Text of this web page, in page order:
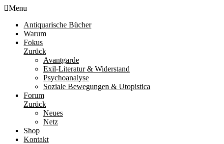
Menu
Antiquarische Bücher
Warum
Fokus
Zurück
Avantgarde
Exil-Literatur & Widerstand
Psychoanalyse
Soziale Bewegungen & Utopistica
Forum
Zurück
Neues
Netz
Shop
Kontakt